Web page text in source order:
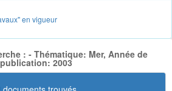
en vigueur
: - Thématique: Mer, Année de
publication: 2003